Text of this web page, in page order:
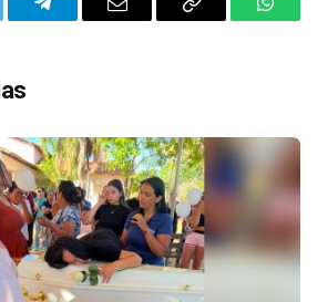
TelegramEmail
Copy